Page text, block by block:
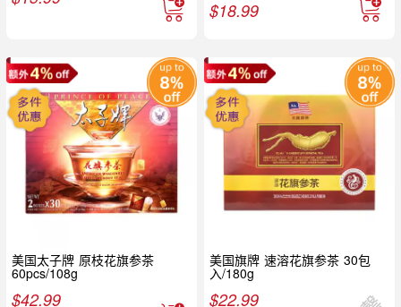
$18.99
美国太子牌 原枝花旗参茶
60pcs/108g
$42.99
美国旗牌 速溶花旗参茶 30包
入/180g
$22.99